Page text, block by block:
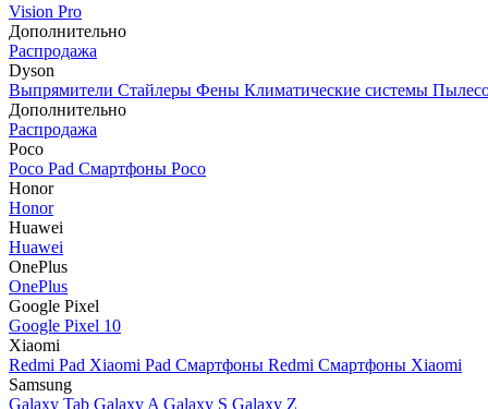
Vision Pro
Дополнительно
Распродажа
Dyson
Выпрямители Стайлеры Фены Климатические системы
Дополнительно
Распродажа
Poco
Poco Pad Смартфоны Poco
Honor
Honor
Huawei
Huawei
OnePlus
OnePlus
Google Pixel
Google Pixel 10
Xiaomi
Redmi Pad Xiaomi Pad Смартфоны Redmi Смартфоны Xiaomi
Samsung
Galaxy Tab Galaxy A Galaxy S Galaxy Z